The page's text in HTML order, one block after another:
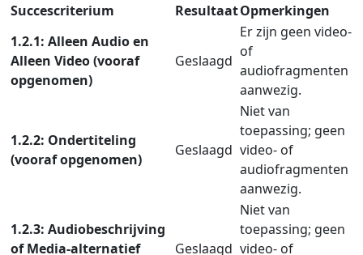
Succescriterium ResultaatOpmerkingen
1.2.1: Alleen Audio en
Alleen Video (vooraf
opgenomen)
Geslaagd
Er zijn geen video-
of
audiofragmenten
aanwezig.
1.2.2: Ondertiteling
(vooraf opgenomen)
Geslaagd
Niet van
toepassing; geen
video- of
audiofragmenten
aanwezig.
1.2.3: Audiobeschrijving
of Media-alternatief
Geslaagd
Niet van
toepassing; geen
video- of